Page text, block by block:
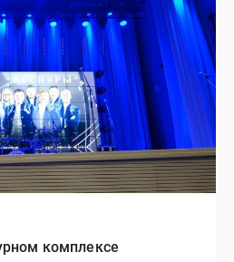
комплексе